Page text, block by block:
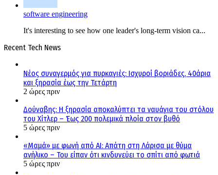
software engineering
It's interesting to see how one leader's long-term vision ca...
Recent Tech News
Νέος συναγερμός για πυρκαγιές: Ισχυροί βοριάδες, 40άρια
και ξηρασία έως την Τετάρτη
2 ώρες πριν
Δούναβης: Η ξηρασία αποκαλύπτει τα ναυάγια του στόλου
του Χίτλερ – Έως 200 πολεμικά πλοία στον βυθό
5 ώρες πριν
«Μαμά» με φωνή από AI: Απάτη στη Λάρισα με θύμα
ανήλικο – Του είπαν ότι κινδυνεύει το σπίτι από φωτιά
5 ώρες πριν